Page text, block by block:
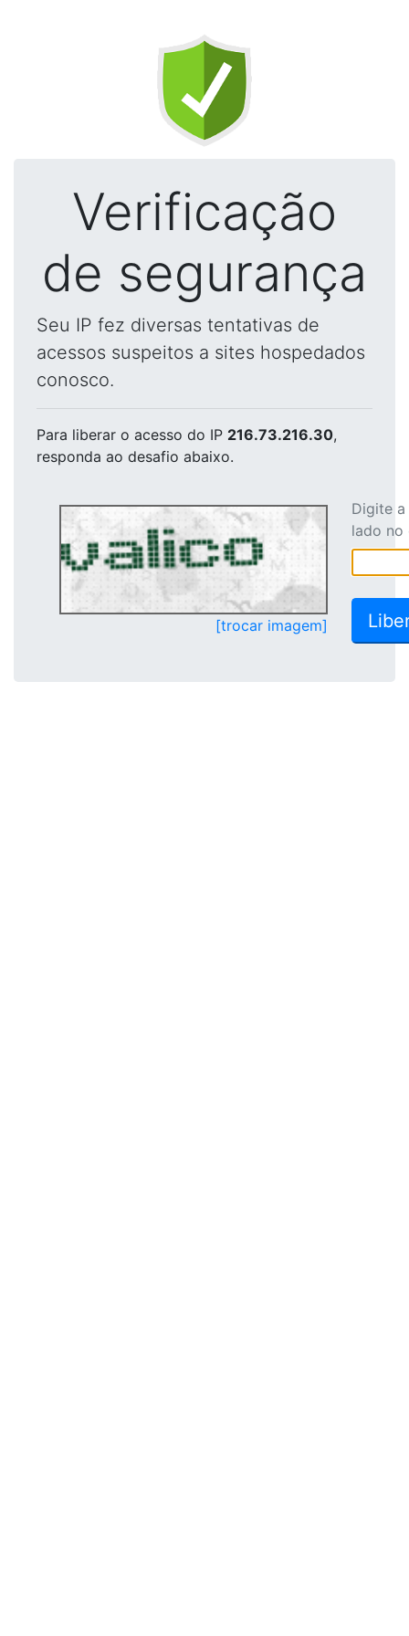
Verificação
de segurança
Seu IP fez diversas tentativas de
acessos suspeitos a sites hospedados
conosco.
Para liberar o acesso do IP 216.73.216.30,
responda ao desafio abaixo.
[trocar imagem]
Digite
lado no